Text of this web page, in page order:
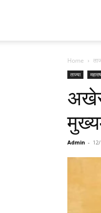
Home
ताज्या
अखेर
Admin -